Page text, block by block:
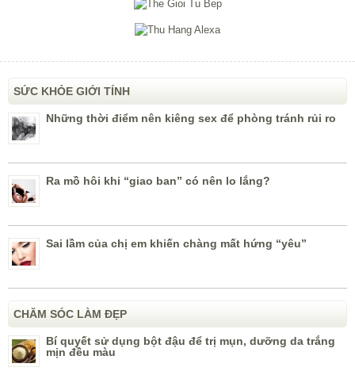
SỨC KHỎE GIỚI TÍNH
Những thời điểm nên kiêng sex để phòng tránh rủi ro
Ra mồ hôi khi “giao ban” có nên lo lắng?
Sai lầm của chị em khiến chàng mất hứng “yêu”
CHĂM SÓC LÀM ĐẸP
Bí quyết sử dụng bột đậu để trị mụn, dưỡng da trắng
mịn đều màu